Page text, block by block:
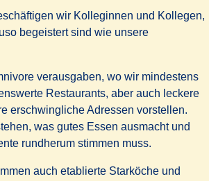
wir Kolleginnen und Kollegen,
begeistert sind wie unsere
verausgaben, wo wir mindestens
Restaurants, aber auch leckere
erschwingliche Adressen vorstellen.
was gutes Essen ausmacht und
rundherum stimmen muss.
auch etablierte Starköche und